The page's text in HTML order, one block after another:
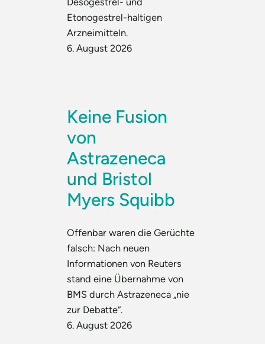
Etonogestrel-haltigen
Arzneimitteln.
6. August 2026
Keine Fusion
von
Astrazeneca
und Bristol
Myers Squibb
Offenbar waren die Gerüchte
falsch: Nach neuen
Informationen von Reuters
stand eine Übernahme von
BMS durch Astrazeneca „nie
zur Debatte“.
6. August 2026